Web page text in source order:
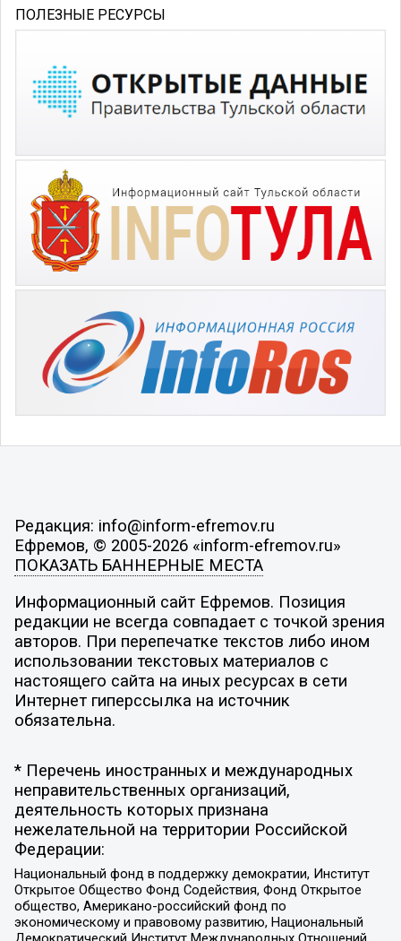
ПОЛЕЗНЫЕ РЕСУРСЫ
Редакция: info@inform-efremov.ru
Ефремов, © 2005-2026 «inform-efremov.ru»
ПОКАЗАТЬ БАННЕРНЫЕ МЕСТА
Информационный сайт Ефремов. Позиция
редакции не всегда совпадает с точкой зрения
авторов. При перепечатке текстов либо ином
использовании текстовых материалов с
настоящего сайта на иных ресурсах в сети
Интернет гиперссылка на источник
обязательна.
* Перечень иностранных и международных
неправительственных организаций,
деятельность которых признана
нежелательной на территории Российской
Федерации:
Национальный фонд в поддержку демократии, Институт
Открытое Общество Фонд Содействия, Фонд Открытое
общество, Американо-российский фонд по
экономическому и правовому развитию, Национальный